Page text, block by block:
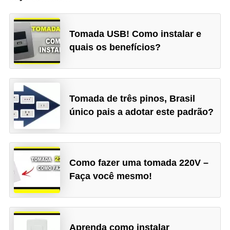
Tomada USB! Como instalar e
quais os benefícios?
Tomada de três pinos, Brasil
único pais a adotar este padrão?
Como fazer uma tomada 220V –
Faça você mesmo!
Aprenda como instalar
c
i
d
a
d
e